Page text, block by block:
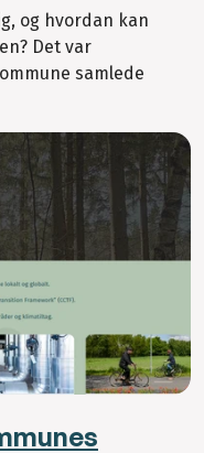
og hvordan kan
Det var
samlede